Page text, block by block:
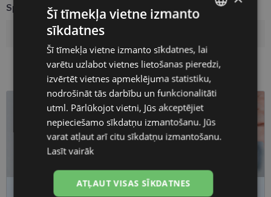
Specifikācija
ENGLISH
FINNISH
Šī tīmekļa vietne izmanto
sīkdatnes
Šī tīmekļa vietne izmanto sīkdatnes, lai
varētu uzlabot vietnes lietošanas pieredzi,
izvērtēt vietnes apmeklējuma statistiku,
nodrošināt tās darbību un funkcionalitāti
utml. Pārlūkojot vietni, Jūs akceptējiet
nepieciešamo sīkdatņu izmantošanu. Jūs
varat atļaut arī citu sīkdatņu izmantošanu.
Lasīt vairāk
ATĻAUT VISAS SĪKDATNES